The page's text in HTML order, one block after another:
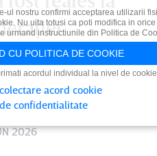
”Sunt
2026
ul nostru confirmi acceptarea utilizarii
Nu uita totusi ca poti modifica in orice
urmand instructiunile din Politica de
CU POLITICA DE COOKIE
acordul individual la nivel de
acord cookie
confidentialitate